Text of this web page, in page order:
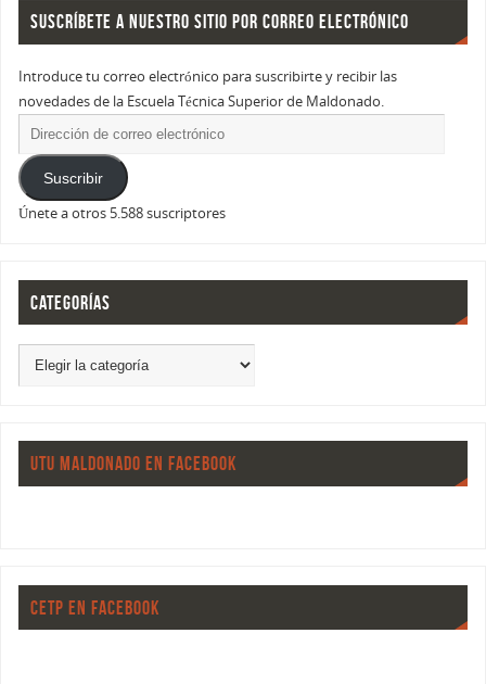
SUSCRÍBETE A NUESTRO SITIO POR CORREO ELECTRÓNICO
Introduce tu correo electrónico para suscribirte y recibir las
novedades de la Escuela Técnica Superior de Maldonado.
Suscribir
Únete a otros 5.588 suscriptores
CATEGORÍAS
UTU MALDONADO EN FACEBOOK
CETP EN FACEBOOK